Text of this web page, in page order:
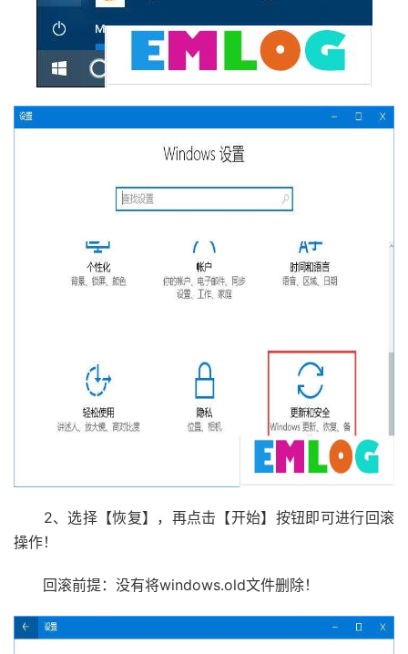
2、选择【恢复】，再点击【开始】按钮即可进行回滚
操作！
回滚前提：没有将windows.old文件删除！